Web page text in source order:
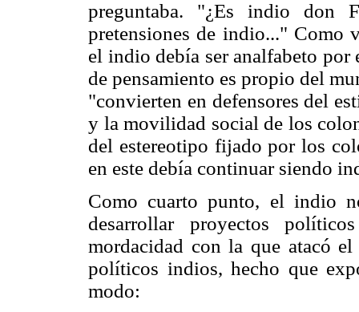
preguntaba. "¿Es indio don
pretensiones de indio..." Como
el indio debía ser analfabeto por
de pensamiento es propio del
"convierten en defensores del
y la movilidad social de los
del estereotipo fijado por los
en este debía continuar siendo
Como cuarto punto, el indio
desarrollar proyectos
mordacidad con la que atacó
políticos indios, hecho que
modo: